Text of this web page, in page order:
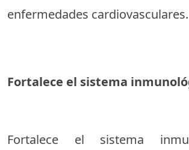
enfermedades cardiovasculares.
Fortalece el sistema
Fortalece el sistema